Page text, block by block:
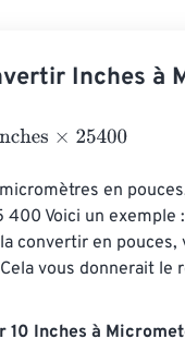
Inches à
×25400
en
Voici un exemple
convertir en
vous donnerait le
10 Inches à